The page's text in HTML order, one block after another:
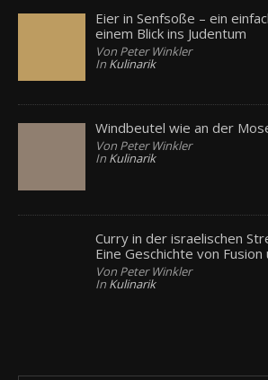
Eier in Senfsoße – ein
einem Blick ins Judentum
Von Peter Winkler
In Kulinarik
Windbeutel wie an der
Von Peter Winkler
In Kulinarik
Curry in der israelischen
Eine Geschichte von
Von Peter Winkler
In Kulinarik